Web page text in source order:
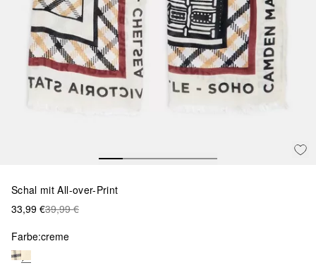
Schal mit All-over-Print
33,99 €39,99 €
Farbe:creme